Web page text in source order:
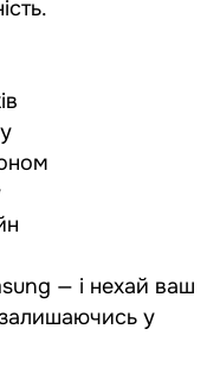
— і нехай ваш
у